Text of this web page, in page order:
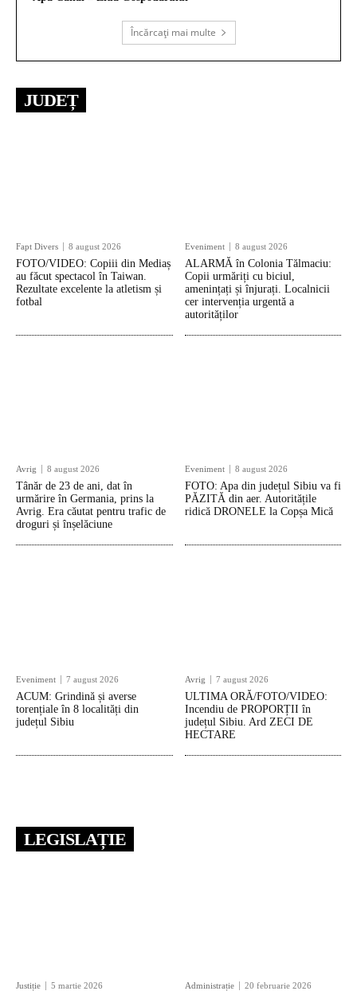
Încărcați mai multe
JUDEȚ
Fapt Divers 8 august 2026
FOTO/VIDEO: Copiii din Mediaș
au făcut spectacol în Taiwan.
Rezultate excelente la atletism și
fotbal
Eveniment 8 august 2026
ALARMĂ în Colonia Tălmaciu:
Copii urmăriți cu biciul,
amenințați și înjurați. Localnicii
cer intervenția urgentă a
autorităților
Avrig 8 august 2026
Tânăr de 23 de ani, dat în
urmărire în Germania, prins la
Avrig. Era căutat pentru trafic de
droguri și înșelăciune
Eveniment 8 august 2026
FOTO: Apa din județul Sibiu va fi
PĂZITĂ din aer. Autoritățile
ridică DRONELE la Copșa Mică
Eveniment 7 august 2026
ACUM: Grindină și averse
torențiale în 8 localități din
județul Sibiu
Avrig 7 august 2026
ULTIMA ORĂ/FOTO/VIDEO:
Incendiu de PROPORȚII în
județul Sibiu. Ard ZECI DE
HECTARE
LEGISLAȚIE
Justiție 5 martie 2026 Administrație 20 februarie 2026